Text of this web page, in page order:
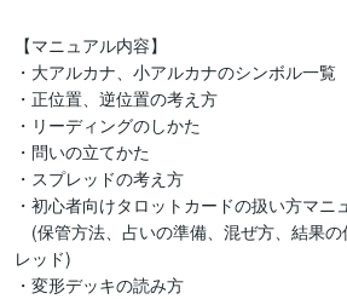
【マニュアル内容】
・大アルカナ、小アルカナのシンボル一覧
・正位置、逆位置の考え方
・リーディングのしかた
・問いの立てかた
・スプレッドの考え方
・初心者向けタロットカードの扱い方マニ
(保管方法、占いの準備、混ぜ方、結果
レッド)
・変形デッキの読み方